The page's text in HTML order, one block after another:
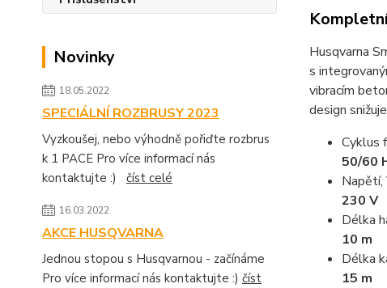
Novinky
18.05.2022
SPECIÁLNÍ ROZBRUSY 2023
Vyzkoušej, nebo výhodně pořiďte rozbrus
k 1 PACE Pro více informací nás
kontaktujte :) číst celé
16.03.2022
AKCE HUSQVARNA
Jednou stopou s Husqvarnou - začínáme
Pro více informací nás kontaktujte :) číst
Husqvarna
s
vibracím
design
Cyklus
50/60
Napětí,
230 V
Délka
10 m
Délka
15 m